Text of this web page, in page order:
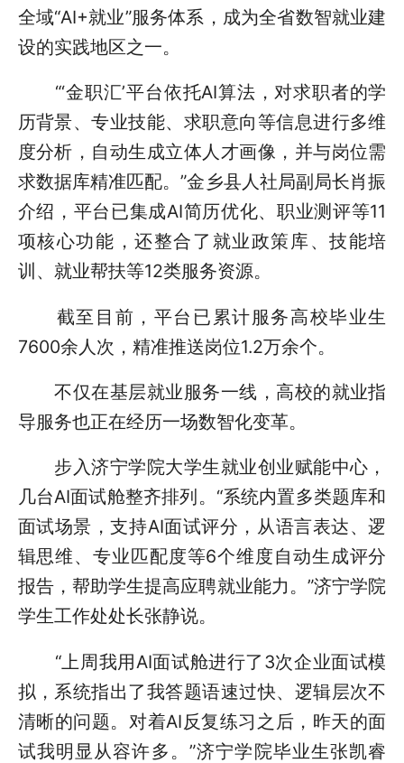
全域“AI+就业”服务体系，成为全省数智就业建
设的实践地区之一。
“‘金职汇’平台依托AI算法，对求职者的学
历背景、专业技能、求职意向等信息进行多维
度分析，自动生成立体人才画像，并与岗位需
求数据库精准匹配。”金乡县人社局副局长肖振
介绍，平台已集成AI简历优化、职业测评等11
项核心功能，还整合了就业政策库、技能培
训、就业帮扶等12类服务资源。
截至目前，平台已累计服务高校毕业生
7600余人次，精准推送岗位1.2万余个。
不仅在基层就业服务一线，高校的就业指
导服务也正在经历一场数智化变革。
步入济宁学院大学生就业创业赋能中心，
几台AI面试舱整齐排列。“系统内置多类题库和
面试场景，支持AI面试评分，从语言表达、逻
辑思维、专业匹配度等6个维度自动生成评分
报告，帮助学生提高应聘就业能力。”济宁学院
学生工作处处长张静说。
“上周我用AI面试舱进行了3次企业面试模
拟，系统指出了我答题语速过快、逻辑层次不
清晰的问题。对着AI反复练习之后，昨天的面
试我明显从容许多。”济宁学院毕业生张凯睿